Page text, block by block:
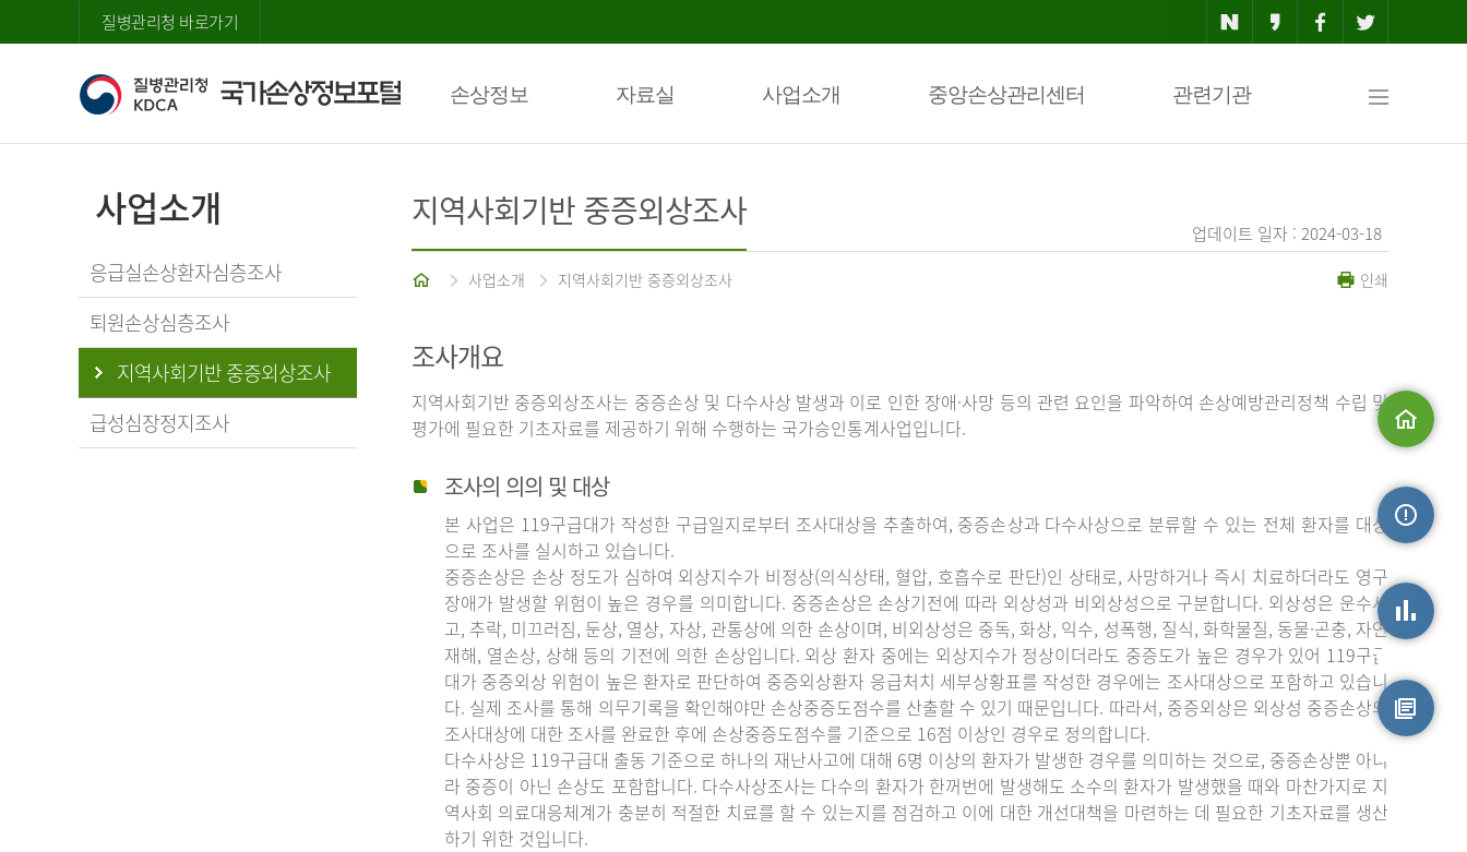
질병관리청 바로가기
손상정보 자료실 사업소개 중앙손상관리센터 관련기관
맵
사업소개
응급실손상환자심층조사
퇴원손상심층조사
지역사회기반 중증외상조사
급성심장정지조사
업데이트 일자 : 2024-03-18
지역사회기반 중증외상조사
홈 사업소개 지역사회기반 중증외상조사 인쇄
조사개요
지역사회기반 중증외상조사는 중증손상 및 다수사상 발생과 이로 인한 장애·사망 등의 관련 요인을 파악하여 손상예방관리정책 수립 및
평가에 필요한 기초자료를 제공하기 위해 수행하는 국가승인통계사업입니다.
조사의 의의 및 대상
본 사업은 119구급대가 작성한 구급일지로부터 조사대상을 추출하여, 중증손상과 다수사상으로 분류할 수 있는 전체 환자를 대상
으로 조사를 실시하고 있습니다.
중증손상은 손상 정도가 심하여 외상지수가 비정상(의식상태, 혈압, 호흡수로 판단)인 상태로, 사망하거나 즉시 치료하더라도 영구
장애가 발생할 위험이 높은 경우를 의미합니다. 중증손상은 손상기전에 따라 외상성과 비외상성으로 구분합니다. 외상성은 운수사
고, 추락, 미끄러짐, 둔상, 열상, 자상, 관통상에 의한 손상이며, 비외상성은 중독, 화상, 익수, 성폭행, 질식, 화학물질, 동물·곤충, 자연
재해, 열손상, 상해 등의 기전에 의한 손상입니다. 외상 환자 중에는 외상지수가 정상이더라도 중증도가 높은 경우가 있어 119구급
대가 중증외상 위험이 높은 환자로 판단하여 중증외상환자 응급처치 세부상황표를 작성한 경우에는 조사대상으로 포함하고 있습니
다. 실제 조사를 통해 의무기록을 확인해야만 손상중증도점수를 산출할 수 있기 때문입니다. 따라서, 중증외상은 외상성 중증손상의
조사대상에 대한 조사를 완료한 후에 손상중증도점수를 기준으로 16점 이상인 경우로 정의합니다.
다수사상은 119구급대 출동 기준으로 하나의 재난사고에 대해 6명 이상의 환자가 발생한 경우를 의미하는 것으로, 중증손상뿐 아니
라 중증이 아닌 손상도 포함합니다. 다수사상조사는 다수의 환자가 한꺼번에 발생해도 소수의 환자가 발생했을 때와 마찬가지로 지
역사회 의료대응체계가 충분히 적절한 치료를 할 수 있는지를 점검하고 이에 대한 개선대책을 마련하는 데 필요한 기초자료를 생산
하기 위한 것입니다.
손상통계